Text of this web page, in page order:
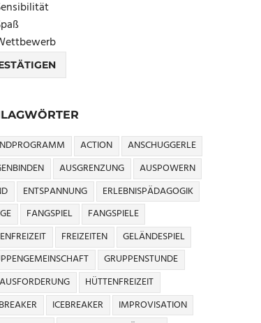
ACTION
ANSCHUGGERLE
AUSGRENZUNG
AUSPOWERN
ENTSPANNUNG
ERLEBNISPÄDAGOGIK
FANGSPIEL
FANGSPIELE
FREIZEITEN
GELÄNDESPIEL
GRUPPENSTUNDE
HÜTTENFREIZEIT
ICEBREAKER
IMPROVISATION